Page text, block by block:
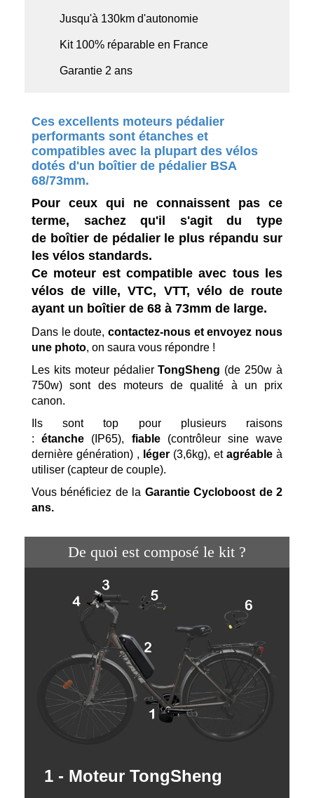
Jusqu'à 130km d'autonomie
Kit 100% réparable en France
Garantie 2 ans
Ces excellents moteurs pédalier
performants sont étanches et
compatibles avec la plupart des vélos
dotés d'un boîtier de pédalier BSA
68/73mm.
Pour ceux qui ne connaissent pas ce
terme, sachez qu'il s'agit du type
de boîtier de pédalier le plus répandu sur
les vélos standards.
Ce moteur est compatible avec tous les
vélos de ville, VTC, VTT, vélo de route
ayant un boîtier de 68 à 73mm de large.
Dans le doute, contactez-nous et envoyez nous
une photo, on saura vous répondre !
Les kits moteur pédalierTongSheng (de 250w à
750w) sont des moteurs de qualité à un prix
canon.
Ils sont top pour plusieurs raisons
:étanche (IP65), fiable (contrôleur sine wave
dernière génération) , léger (3,6kg), et agréable à
utiliser (capteur de couple).
Vous bénéficiez de la Garantie Cycloboost de 2
ans.
De quoi est composé le kit ?
1 - Moteur TongSheng